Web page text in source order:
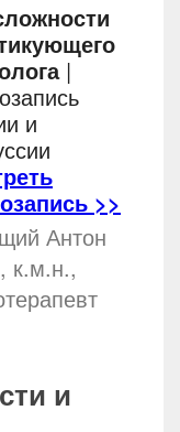
|
и
>>
Антон
к.м.н.,
и